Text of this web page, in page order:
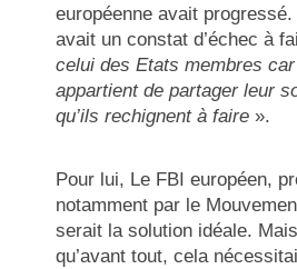
européenne avait progressé.
avait un constat d’échec à
celui des Etats membres car
appartient de partager leur
qu’ils rechignent à faire».
Pour lui, Le FBI européen,
notamment par le
serait la solution idéale.
qu’avant tout, cela